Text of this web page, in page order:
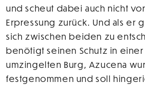
und scheut dabei auch nicht
Erpressung zurück. Und als er
sich zwischen beiden zu
benötigt seinen Schutz in
umzingelten Burg, Azucena
festgenommen und soll